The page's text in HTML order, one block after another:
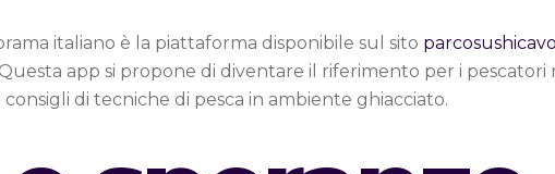
italiano è la piattaforma disponibile sul sito
app si propone di diventare il riferimento per i pescatori
di tecniche di pesca in ambiente ghiacciato.